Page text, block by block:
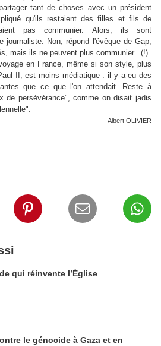
tant de choses avec un président
qu'ils restaient des filles et fils de
pas communier. Alors, ils sont
journaliste. Non, répond l'évêque de Gap,
mais ils ne peuvent plus communier...(!)
en France, même si son style, plus
II, est moins médiatique : il y a eu des
que ce que l'on attendait. Reste à
de persévérance", comme on disait jadis
Albert OLIVIER
qui réinvente l’Église
le génocide à Gaza et en